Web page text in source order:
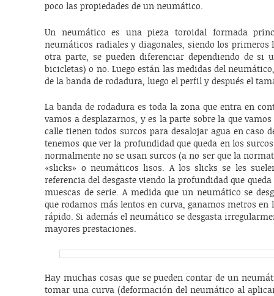
poco las propiedades de un neumático.
Un neumático es una pieza toroidal formada
neumáticos radiales y diagonales, siendo los primeros
otra parte, se pueden diferenciar dependiendo de si
bicicletas) o no. Luego están las medidas del
de la banda de rodadura, luego el perfil y después el
La banda de rodadura es toda la zona que entra en
vamos a desplazarnos, y es la parte sobre la que
calle tienen todos surcos para desalojar agua en caso
tenemos que ver la profundidad que queda en los
normalmente no se usan surcos (a no ser que la
«slicks» o neumáticos lisos. A los slicks se les
referencia del desgaste viendo la profundidad que
muescas de serie. A medida que un neumático se
que rodamos más lentos en curva, ganamos metros en
rápido. Si además el neumático se desgasta
mayores prestaciones.
Hay muchas cosas que se pueden contar de un
tomar una curva (deformación del neumático al